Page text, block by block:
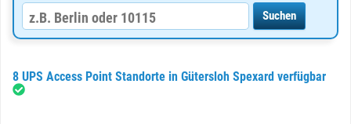
8 UPS Access Point Standorte in Gütersloh Spexard verfügbar